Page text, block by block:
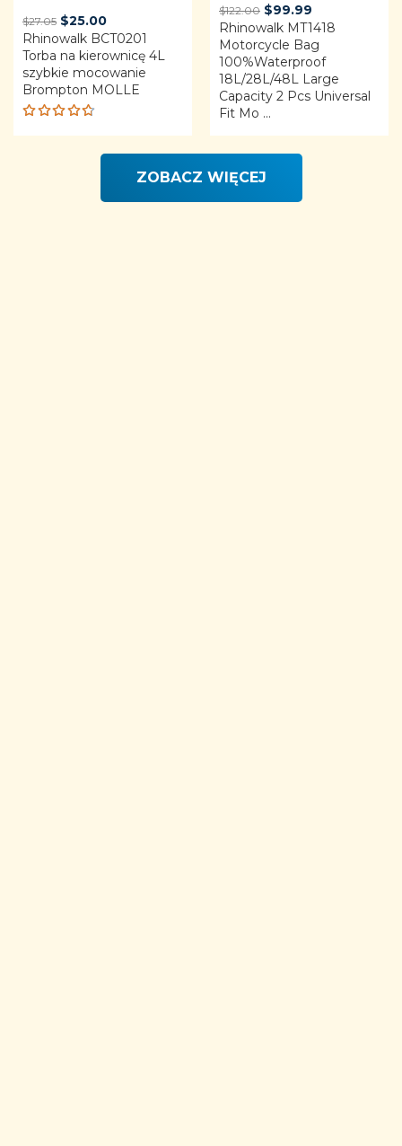
$27.05 Original
price
was:
$27.05.
$25.00Current
price
is:
$25.00.
Rhinowalk BCT0201
Torba na kierownicę 4L
szybkie mocowanie
Brompton MOLLE
Rated
$122.00 Original
price
was:
$122.00.
$99.99
price
is:
$99.99.
Rhinowalk MT1418
Motorcycle Bag
100%Waterproof
18L/28L/48L Large
Capacity 2 Pcs Universal
Fit Mo ...
ZOBACZ WIĘCEJ